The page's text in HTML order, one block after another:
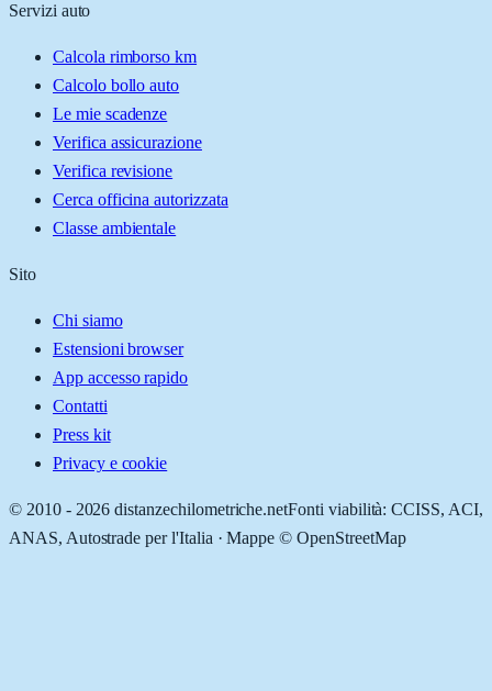
Servizi auto
Calcola rimborso km
Calcolo bollo auto
Le mie scadenze
Verifica assicurazione
Verifica revisione
Cerca officina autorizzata
Classe ambientale
Sito
Chi siamo
Estensioni browser
App accesso rapido
Contatti
Press kit
Privacy e cookie
© 2010 - 2026 distanzechilometriche.netFonti viabilità: CCISS, ACI,
ANAS, Autostrade per l'Italia · Mappe © OpenStreetMap